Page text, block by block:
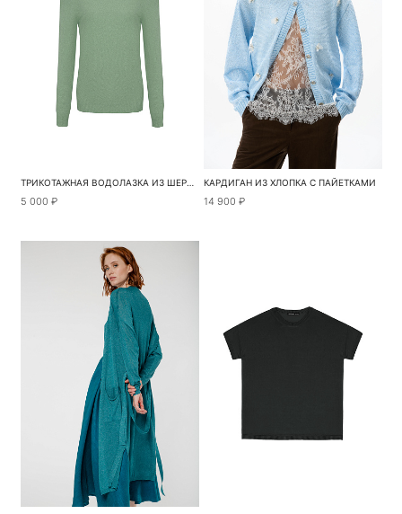
ТРИКОТАЖНАЯ ВОДОЛАЗКА ИЗ ШЕРСТИ
5 000 ₽
КАРДИГАН ИЗ ХЛОПКА С ПАЙЕТКАМИ
14 900 ₽